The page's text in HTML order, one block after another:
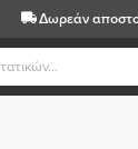
Δωρεάν